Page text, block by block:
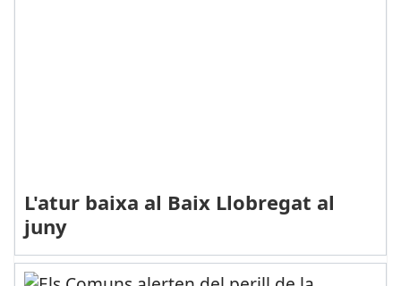
L'atur baixa al Baix Llobregat al
juny